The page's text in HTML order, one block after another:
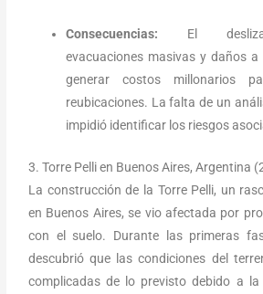
Consecuencias: El
evacuaciones masivas y daños a
generar costos millonarios
reubicaciones. La falta de un
impidió identificar los riesgos
3. Torre Pelli en Buenos Aires, Argentina
La construcción de la Torre Pelli, un
en Buenos Aires, se vio afectada por
con el suelo. Durante las primeras
descubrió que las condiciones del
complicadas de lo previsto debido a la